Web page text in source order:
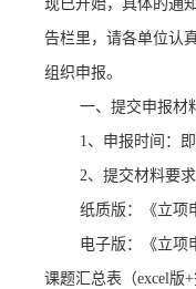
现已开始，具体的通
告栏里，请各单位认
组织申报。
一、提交申报材
1、申报时间：
2、提交材料要求
纸质版：《立项
电子版：《立项
课题汇总表（excel版+